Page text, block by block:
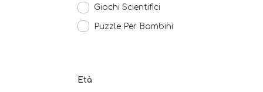
Giochi Scientifici
Puzzle Per Bambini
Età